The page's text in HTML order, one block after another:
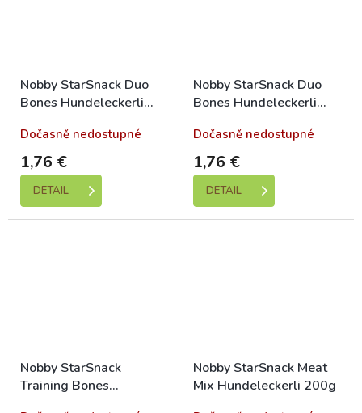
Nobby StarSnack Duo
Bones Hundeleckerli
Dočasně nedostupné
1,76 €
DETAIL
Nobby StarSnack Duo
Bones Hundeleckerli
Dočasně nedostupné
1,76 €
DETAIL
Nobby StarSnack
Training Bones
Nobby StarSnack Meat
Mix Hundeleckerli 200g